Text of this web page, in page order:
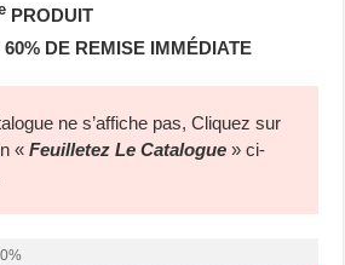
PRODUIT
60% DE REMISE IMMÉDIATE
ne s’affiche pas, Cliquez sur
«Feuilletez Le Catalogue » ci-